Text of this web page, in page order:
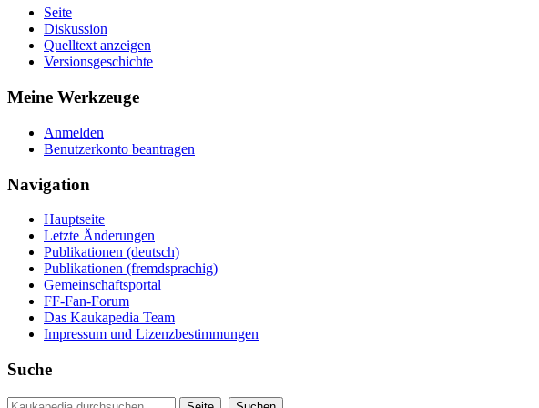
Seite
Diskussion
Quelltext anzeigen
Versionsgeschichte
Meine Werkzeuge
Anmelden
Benutzerkonto beantragen
Navigation
Hauptseite
Letzte Änderungen
Publikationen (deutsch)
Publikationen (fremdsprachig)
Gemeinschaftsportal
FF-Fan-Forum
Das Kaukapedia Team
Impressum und Lizenzbestimmungen
Suche